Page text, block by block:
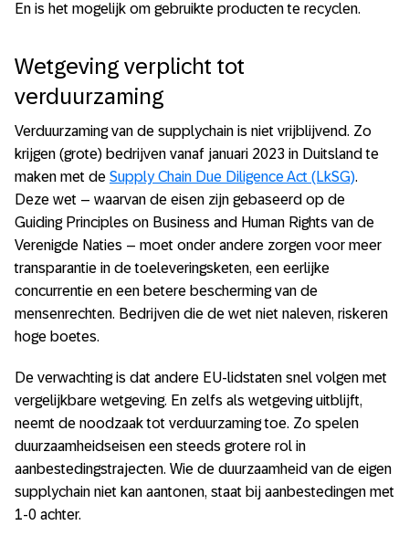
En is het mogelijk om gebruikte producten te recyclen.
Wetgeving verplicht tot
verduurzaming
Verduurzaming van de supplychain is niet vrijblijvend. Zo
krijgen (grote) bedrijven vanaf januari 2023 in Duitsland te
maken met de Supply Chain Due Diligence Act (LkSG).
Deze wet – waarvan de eisen zijn gebaseerd op de
Guiding Principles on Business and Human Rights van de
Verenigde Naties – moet onder andere zorgen voor meer
transparantie in de toeleveringsketen, een eerlijke
concurrentie en een betere bescherming van de
mensenrechten. Bedrijven die de wet niet naleven, riskeren
hoge boetes.
De verwachting is dat andere EU-lidstaten snel volgen met
vergelijkbare wetgeving. En zelfs als wetgeving uitblijft,
neemt de noodzaak tot verduurzaming toe. Zo spelen
duurzaamheidseisen een steeds grotere rol in
aanbestedingstrajecten. Wie de duurzaamheid van de eigen
supplychain niet kan aantonen, staat bij aanbestedingen met
1-0 achter.